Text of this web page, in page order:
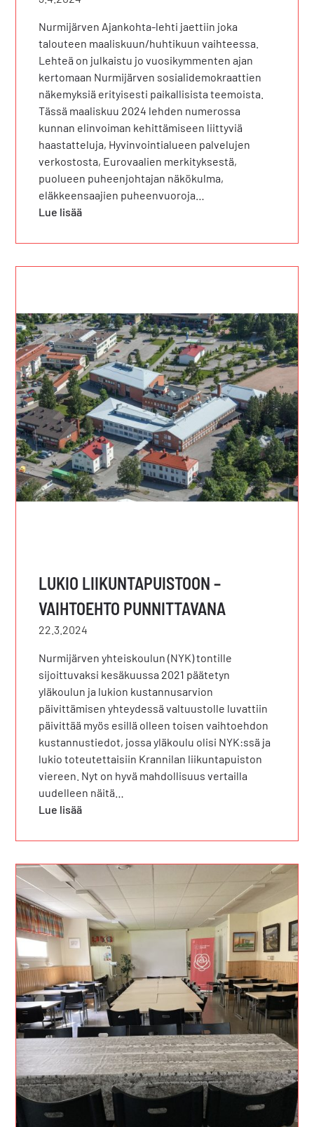
Nurmijärven Ajankohta-lehti jaettiin joka
talouteen maaliskuun/huhtikuun vaihteessa.
Lehteä on julkaistu jo vuosikymmenten ajan
kertomaan Nurmijärven sosialidemokraattien
näkemyksiä erityisesti paikallisista teemoista.
Tässä maaliskuu 2024 lehden numerossa
kunnan elinvoiman kehittämiseen liittyviä
haastatteluja, Hyvinvointialueen palvelujen
verkostosta, Eurovaalien merkityksestä,
puolueen puheenjohtajan näkökulma,
eläkkeensaajien puheenvuoroja…
Lue lisää
LUKIO LIIKUNTAPUISTOON –
VAIHTOEHTO PUNNITTAVANA
22.3.2024
Nurmijärven yhteiskoulun (NYK) tontille
sijoittuvaksi kesäkuussa 2021 päätetyn
yläkoulun ja lukion kustannusarvion
päivittämisen yhteydessä valtuustolle luvattiin
päivittää myös esillä olleen toisen vaihtoehdon
kustannustiedot, jossa yläkoulu olisi NYK:ssä ja
lukio toteutettaisiin Krannilan liikuntapuiston
viereen. Nyt on hyvä mahdollisuus vertailla
uudelleen näitä…
Lue lisää